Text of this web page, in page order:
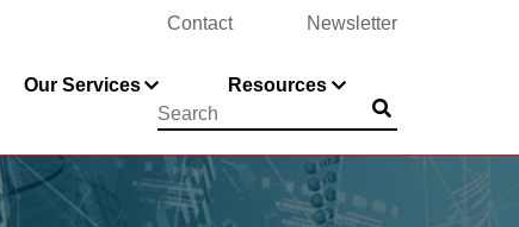
Contact Newsletter
Our Services
Resources